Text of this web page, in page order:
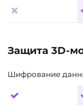
Защита 3D-
Шифрование